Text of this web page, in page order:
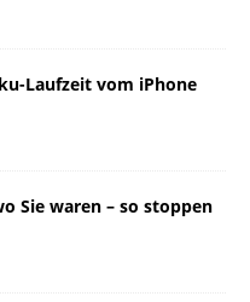
Laufzeit vom iPhone
Sie waren – so stoppen